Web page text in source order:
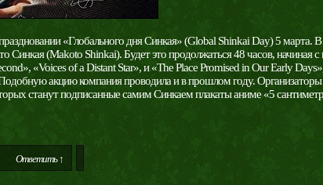
«Глобального дня Синкая» (Global Shinkai Day) 5 марта. В
Синкая (Makoto Shinkai). Будет это продолжаться 48 часов, начиная
«Voices of a Distant Star», и «The Place Promised in Our Early
акцию компания проводила и в прошлом году. Организаторы
станут подписанные самим Синкаем плакаты аниме «5
Ответить ↑